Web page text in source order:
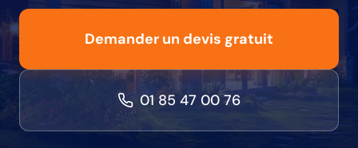
Demander un devis gratuit
01 85 47 00 76